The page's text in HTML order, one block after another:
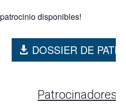
disponibles!
DOSSIER DE
Patrocinadores